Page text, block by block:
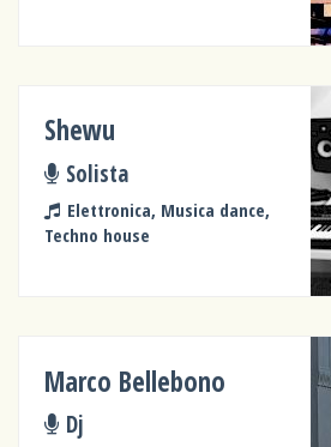
Shewu
Solista
Elettronica, Musica dance,
Techno house
Marco Bellebono
Dj